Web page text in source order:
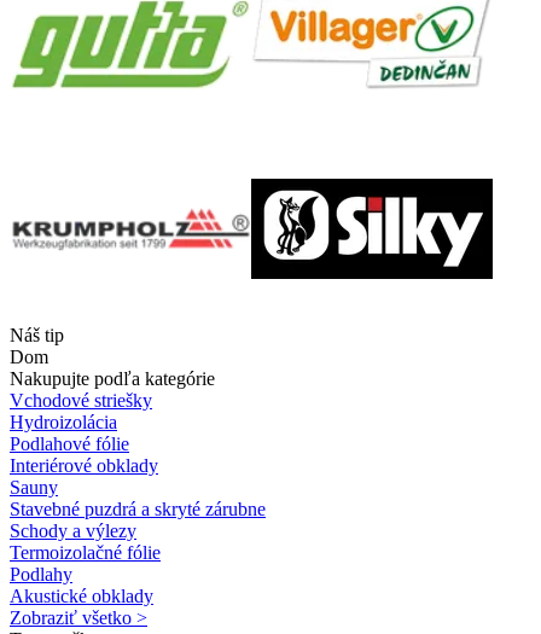
Náš tip
Dom
Nakupujte podľa kategórie
Vchodové striešky
Hydroizolácia
Podlahové fólie
Interiérové obklady
Sauny
Stavebné puzdrá a skryté zárubne
Schody a výlezy
Termoizolačné fólie
Podlahy
Akustické obklady
Zobraziť všetko >